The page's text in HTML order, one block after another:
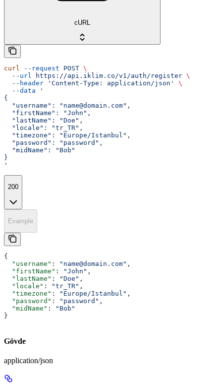
cURL
curl --request POST \
  --url
https://api.iklim.co/v1/auth/register \
  --header
'Content-Type: application/json'
\
  --data
'
{
  "username": "name@domain.com",
  "firstName": "John",
  "lastName": "Doe",
  "locale": "tr_TR",
  "timezone": "Europe/Istanbul",
  "password": "password",
  "midName": "Bob"
}
'
200
Example
{
  "username"
: "name@domain.com" ,
  "firstName"
: "John" ,
  "lastName"
: "Doe" ,
  "locale"
: "tr_TR" ,
  "timezone"
: "Europe/Istanbul" ,
  "password"
: "password" ,
  "midName"
:
"Bob"
}
Gövde
application/json